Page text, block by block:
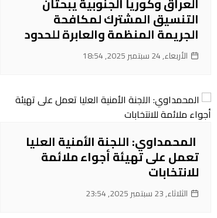
التنسيق المشترك لمكافحة
الجريمة المنظمة والعابرة للحدود
الأربعاء, 24 سبتمبر 2025, 18:54
‌ المحمداوي: اللجنة الأمنية العليا
تعمل على تهيئة أجواء ملائمة
للانتخابات
الثلاثاء, 23 سبتمبر 2025, 23:54